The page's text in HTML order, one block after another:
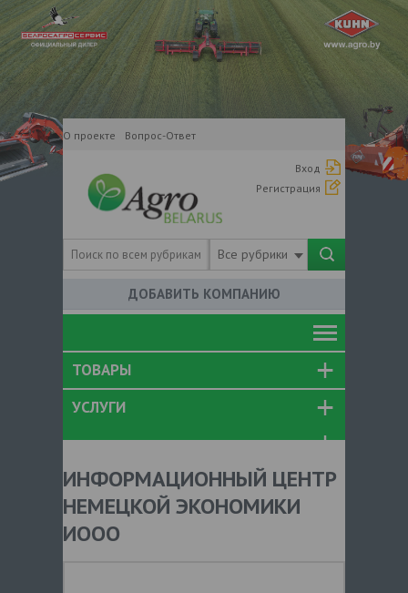
О проекте Вопрос-Ответ
Вход
Регистрация
Все рубрики
ДОБАВИТЬ КОМПАНИЮ
ТОВАРЫ
УСЛУГИ
ИНФОРМАЦИОННЫЙ ЦЕНТР
НЕМЕЦКОЙ ЭКОНОМИКИ
ИООО